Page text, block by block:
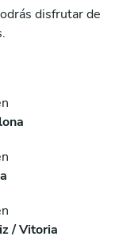
disfrutar de
/ Vitoria